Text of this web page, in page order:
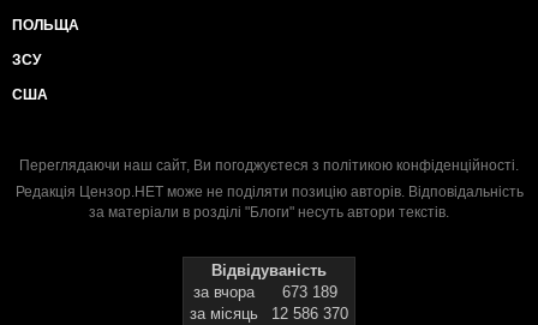
ПОЛЬЩА
ЗСУ
США
Переглядаючи наш сайт, Ви погоджуєтеся з політикою конфіденційності.
Редакція Цензор.НЕТ може не поділяти позицію авторів. Відповідальність
за матеріали в розділі "Блоги" несуть автори текстів.
Відвідуваність
за вчора
673 189
за місяць
12 586 370